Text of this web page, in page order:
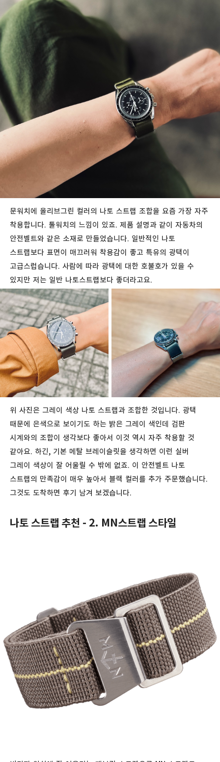
문워치에 올리브그린 컬러의 나토 스트랩 조합을 요즘 가장 자주
착용합니다. 툴워치의 느낌이 있죠. 제품 설명과 같이 자동차의
안전벨트와 같은 소재로 만들었습니다. 일반적인 나토
스트랩보다 표면이 매끄러워 착용감이 좋고 특유의 광택이
고급스럽습니다. 사람에 따라 광택에 대한 호불호가 있을 수
있지만 저는 일반 나토스트랩보다 좋더라고요.
위 사진은 그레이 색상 나토 스트랩과 조합한 것입니다. 광택
때문에 은색으로 보이기도 하는 밝은 그레이 색인데 검판
시계와의 조합이 생각보다 좋아서 이것 역시 자주 착용할 것
같아요. 하긴, 기본 메탈 브레이슬릿을 생각하면 이런 실버
그레이 색상이 잘 어울릴 수 밖에 없죠. 이 안전벨트 나토
스트랩의 만족감이 매우 높아서 블랙 컬러를 추가 주문했습니다.
그것도 도착하면 후기 남겨 보겠습니다.
나토 스트랩 추천 - 2. MN스트랩 스타일